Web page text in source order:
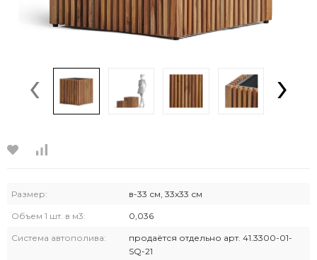
‹ ›
Размер: в-33 см, 33х33 см
Объем 1 шт. в м3: 0,036
Система автополива:
продаётся отдельно арт. 41.3300-01-
SQ-21